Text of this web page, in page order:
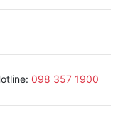
098 357 1900